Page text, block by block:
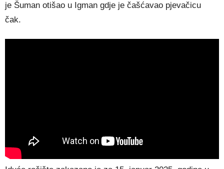
je Šuman otišao u Igman gdje je čašćavao pjevačicu
čak.